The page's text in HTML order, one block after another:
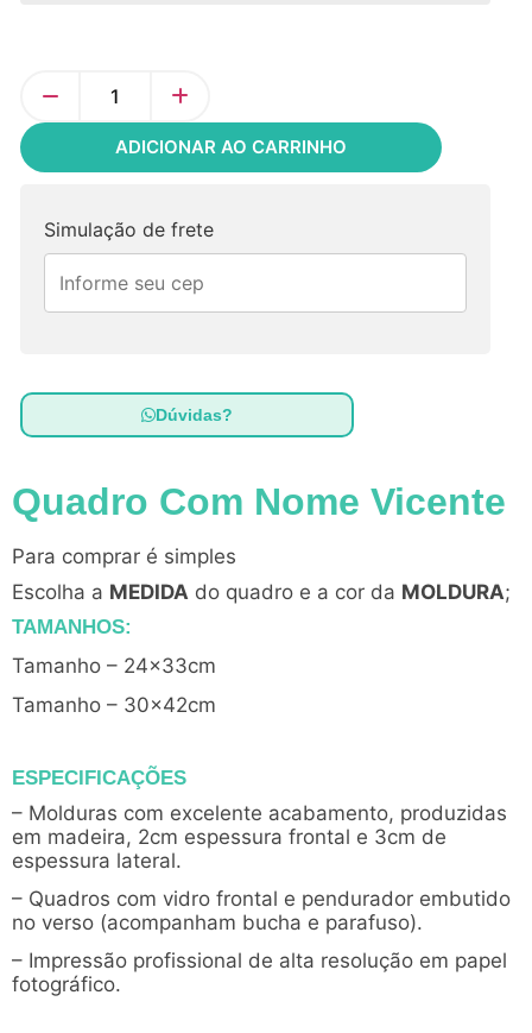
ADICIONAR AO CARRINHO
Simulação de frete
Dúvidas?
Quadro Com Nome Vicente
Para comprar é simples
Escolha a MEDIDA do quadro e a cor da MOLDURA;
TAMANHOS:
Tamanho – 24x33cm
Tamanho – 30x42cm
ESPECIFICAÇÕES
– Molduras com excelente acabamento, produzidas
em madeira, 2cm espessura frontal e 3cm de
espessura lateral.
– Quadros com vidro frontal e pendurador embutido
no verso (acompanham bucha e parafuso).
– Impressão profissional de alta resolução em papel
fotográfico.